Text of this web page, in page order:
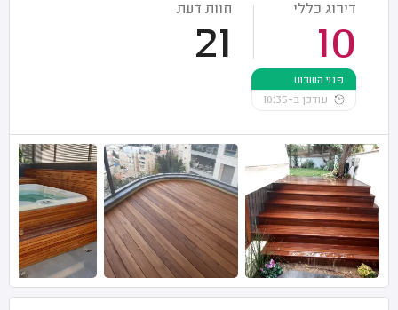
דירוג כללי
10
חוות דעת
21
פנוי השבוע
עודכן ב-10:35